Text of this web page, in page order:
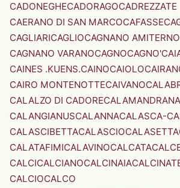
CADONEGHECADORAGOCADREZZATE
CAERANO DI SAN MARCOCAFASSE
CAGLIARICAGLIOCAGNANO AMITERNO
CAGNANO VARANOCAGNOCAGNO'
CAINES .KUENS.CAINOCAIOLO
CAIRO MONTENOTTECAIVANO
CALALZO DI CADORECALAMANDRANA
CALANGIANUSCALANNACALASCA-
CALASCIBETTACALASCIOCALASETTA
CALATAFIMICALAVINOCALCATA
CALCICALCIANOCALCINAIA
CALCIOCALCO